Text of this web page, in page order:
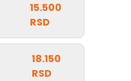
15.500
RSD
18.150
RSD